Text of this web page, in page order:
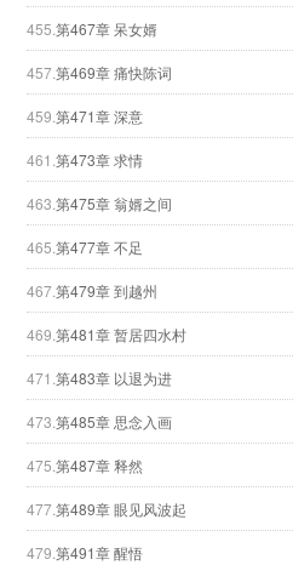
455. 第467章 呆女婿
457.第469章 痛快陈词
459. 第471章 深意
461. 第473章 求情
463. 第475章 翁婿之间
465. 第477章 不足
467.第479章 到越州
469. 第481章 暂居四水村
471. 第483章 以退为进
473. 第485章 思念入画
475. 第487章 释然
477.第489章 眼见风波起
479. 第491章 醒悟